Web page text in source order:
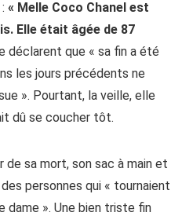
« Melle Coco Chanel est
Elle était âgée de 87
déclarent que « sa fin a été
les jours précédents ne
». Pourtant, la veille, elle
dû se coucher tôt.
de sa mort, son sac à main et
personnes qui « tournaient
dame ». Une bien triste fin